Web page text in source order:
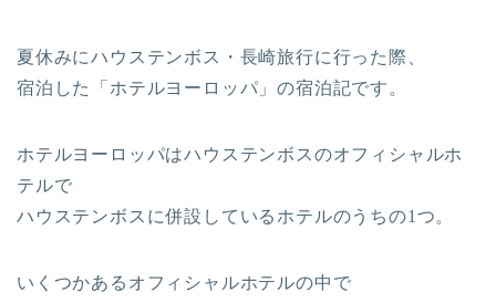
夏休みにハウステンボス・長崎旅行に行った際、
宿泊した「ホテルヨーロッパ」の宿泊記です。
ホテルヨーロッパはハウステンボスのオフィシャルホ
テルで
ハウステンボスに併設しているホテルのうちの1つ。
いくつかあるオフィシャルホテルの中で